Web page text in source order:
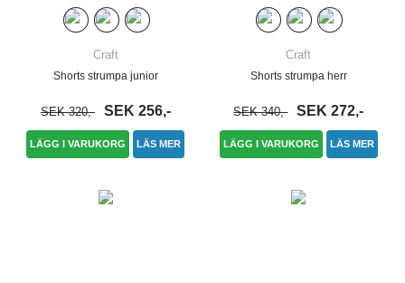
Craft
Shorts strumpa junior
SEK 320,- SEK 256,-
LÄGG I VARUKORG LÄS MER
Craft
Shorts strumpa herr
SEK 340,- SEK 272,-
LÄGG I VARUKORG LÄS MER